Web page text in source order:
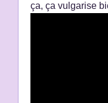
ça, ça vulgarise